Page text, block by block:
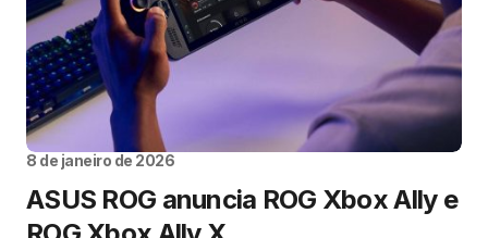
8 de janeiro de 2026
ASUS ROG anuncia ROG Xbox Ally e